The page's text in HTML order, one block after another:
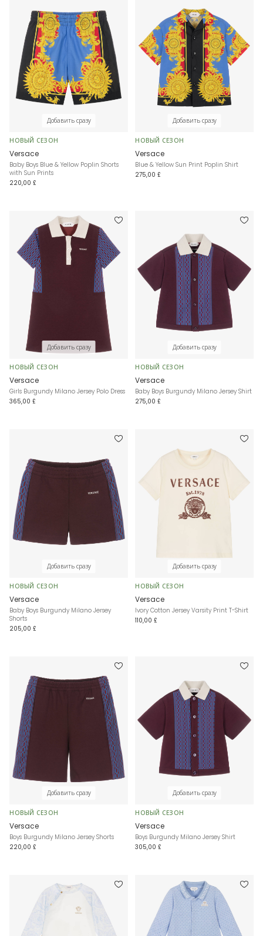
Добавить сразу
НОВЫЙ СЕЗОН
Versace
Baby Boys Blue & Yellow Poplin Shorts
with Sun Prints
220,00 £
Добавить сразу
НОВЫЙ СЕЗОН
Versace
Blue & Yellow Sun Print Poplin Shirt
275,00 £
Добавить сразу
НОВЫЙ СЕЗОН
Versace
Girls Burgundy Milano Jersey Polo Dress
365,00 £
Добавить сразу
НОВЫЙ СЕЗОН
Versace
Baby Boys Burgundy Milano Jersey Shirt
275,00 £
Добавить сразу
НОВЫЙ СЕЗОН
Versace
Baby Boys Burgundy Milano Jersey
Shorts
205,00 £
Добавить сразу
НОВЫЙ СЕЗОН
Versace
Ivory Cotton Jersey Varsity Print T-Shirt
110,00 £
Добавить сразу
НОВЫЙ СЕЗОН
Versace
Boys Burgundy Milano Jersey Shorts
220,00 £
Добавить сразу
НОВЫЙ СЕЗОН
Versace
Boys Burgundy Milano Jersey Shirt
305,00 £